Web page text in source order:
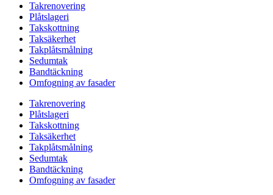
Takrenovering
Plåtslageri
Takskottning
Taksäkerhet
Takplåtsmålning
Sedumtak
Bandtäckning
Omfogning av fasader
Takrenovering
Plåtslageri
Takskottning
Taksäkerhet
Takplåtsmålning
Sedumtak
Bandtäckning
Omfogning av fasader